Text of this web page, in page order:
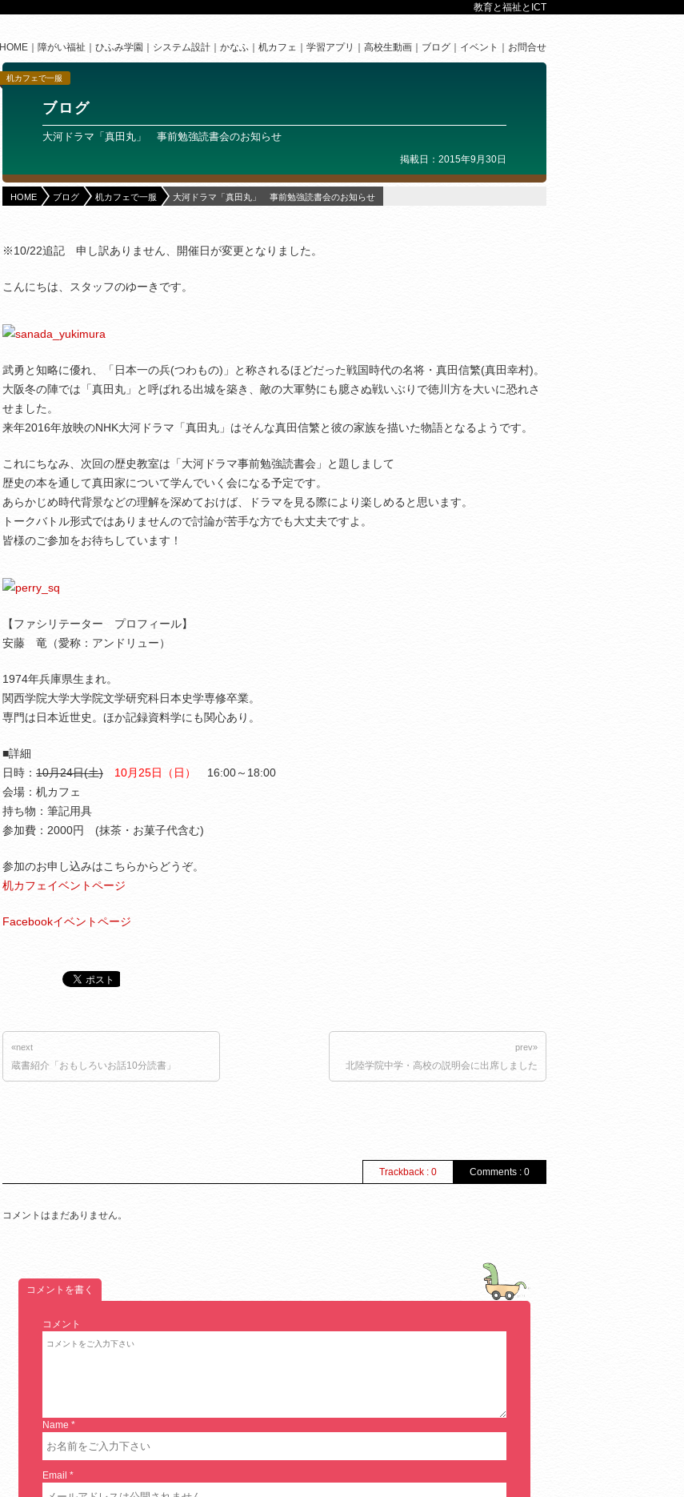
教育と福祉とICT
HOME 障がい福祉 ひふみ学園 システム設計 かなふ 机カフェ 学習アプリ 高校生動画 ブログ イベント お問合せ
机カフェで一服
ブログ
大河ドラマ「真田丸」 事前勉強読書会のお知らせ
掲載日：2015年9月30日
HOME ブログ 机カフェで一服 大河ドラマ「真田丸」 事前勉強読書会のお知らせ
※10/22追記 申し訳ありません、開催日が変更となりました。
こんにちは、スタッフのゆーきです。
武勇と知略に優れ、「日本一の兵(つわもの)」と称されるほどだった戦国時代の名将・真田信繁(真田幸村)。
大阪冬の陣では「真田丸」と呼ばれる出城を築き、敵の大軍勢にも臆さぬ戦いぶりで徳川方を大いに恐れさ
せました。
来年2016年放映のNHK大河ドラマ「真田丸」はそんな真田信繁と彼の家族を描いた物語となるようです。
これにちなみ、次回の歴史教室は「大河ドラマ事前勉強読書会」と題しまして
歴史の本を通して真田家について学んでいく会になる予定です。
あらかじめ時代背景などの理解を深めておけば、ドラマを見る際により楽しめると思います。
トークバトル形式ではありませんので討論が苦手な方でも大丈夫ですよ。
皆様のご参加をお待ちしています！
【ファシリテーター プロフィール】
安藤 竜（愛称：アンドリュー）
1974年兵庫県生まれ。
関西学院大学大学院文学研究科日本史学専修卒業。
専門は日本近世史。ほか記録資料学にも関心あり。
■詳細
日時： 10月24日(土) 10月25日（日）
16:00～18:00
会場：机カフェ
持ち物：筆記用具
参加費：2000円 (抹茶・お菓子代含む)
参加のお申し込みはこちらからどうぞ。
机カフェイベントページ
Facebookイベントページ
«next
蔵書紹介「おもしろいお話10分読書」
prev»
北陸学院中学・高校の説明会に出席しました
Comments : 0
Trackback : 0
コメントはまだありません。
コメントを書く
コメント
Name *
Email *